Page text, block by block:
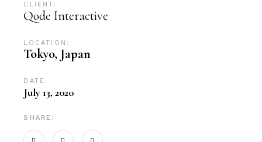
CLIENT:
Qode Interactive
LOCATION:
Tokyo, Japan
DATE:
July 13, 2020
SHARE: